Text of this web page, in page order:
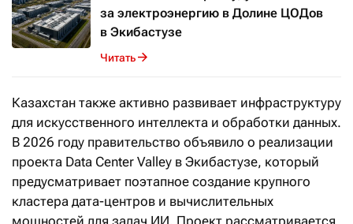
за электроэнергию в Долине ЦОДов
в Экибастузе
Читать
Казахстан также активно развивает инфраструктуру
для искусственного интеллекта и обработки данных.
В 2026 году правительство объявило о реализации
проекта Data Center Valley в Экибастузе, который
предусматривает поэтапное создание крупного
кластера дата-центров и вычислительных
мощностей для задач ИИ. Проект рассматривается